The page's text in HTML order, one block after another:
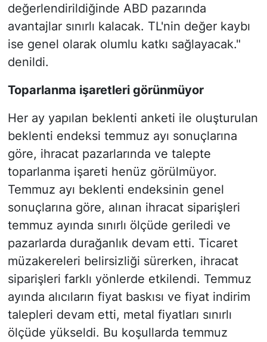
değerlendirildiğinde ABD pazarında
avantajlar sınırlı kalacak. TL'nin değer kaybı
ise genel olarak olumlu katkı sağlayacak."
denildi.
Toparlanma işaretleri görünmüyor
Her ay yapılan beklenti anketi ile oluşturulan
beklenti endeksi temmuz ayı sonuçlarına
göre, ihracat pazarlarında ve talepte
toparlanma işareti henüz görülmüyor.
Temmuz ayı beklenti endeksinin genel
sonuçlarına göre, alınan ihracat siparişleri
temmuz ayında sınırlı ölçüde geriledi ve
pazarlarda durağanlık devam etti. Ticaret
müzakereleri belirsizliği sürerken, ihracat
siparişleri farklı yönlerde etkilendi. Temmuz
ayında alıcıların fiyat baskısı ve fiyat indirim
talepleri devam etti, metal fiyatları sınırlı
ölçüde yükseldi. Bu koşullarda temmuz